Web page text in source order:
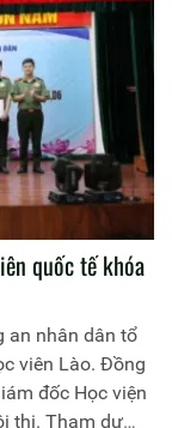
quốc tế khóa
an nhân dân tổ
viên Lào. Đồng
đốc Học viện
thi. Tham dự